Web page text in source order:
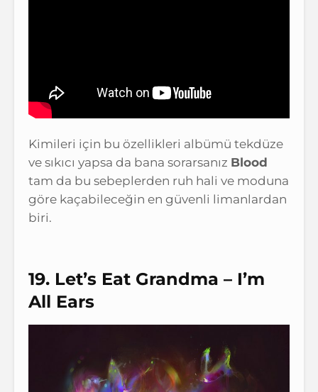
Kimileri için bu özellikleri albümü tekdüze
ve sıkıcı yapsa da bana sorarsanız Blood
tam da bu sebeplerden ruh hali ve moduna
göre kaçabileceğin en güvenli limanlardan
biri.
19. Let’s Eat Grandma – I’m
All Ears